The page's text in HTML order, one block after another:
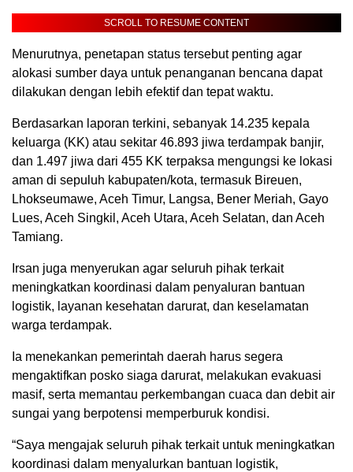
SCROLL TO RESUME CONTENT
Menurutnya, penetapan status tersebut penting agar
alokasi sumber daya untuk penanganan bencana dapat
dilakukan dengan lebih efektif dan tepat waktu.
Berdasarkan laporan terkini, sebanyak 14.235 kepala
keluarga (KK) atau sekitar 46.893 jiwa terdampak banjir,
dan 1.497 jiwa dari 455 KK terpaksa mengungsi ke lokasi
aman di sepuluh kabupaten/kota, termasuk Bireuen,
Lhokseumawe, Aceh Timur, Langsa, Bener Meriah, Gayo
Lues, Aceh Singkil, Aceh Utara, Aceh Selatan, dan Aceh
Tamiang.
Irsan juga menyerukan agar seluruh pihak terkait
meningkatkan koordinasi dalam penyaluran bantuan
logistik, layanan kesehatan darurat, dan keselamatan
warga terdampak.
Ia menekankan pemerintah daerah harus segera
mengaktifkan posko siaga darurat, melakukan evakuasi
masif, serta memantau perkembangan cuaca dan debit air
sungai yang berpotensi memperburuk kondisi.
“Saya mengajak seluruh pihak terkait untuk meningkatkan
koordinasi dalam menyalurkan bantuan logistik,